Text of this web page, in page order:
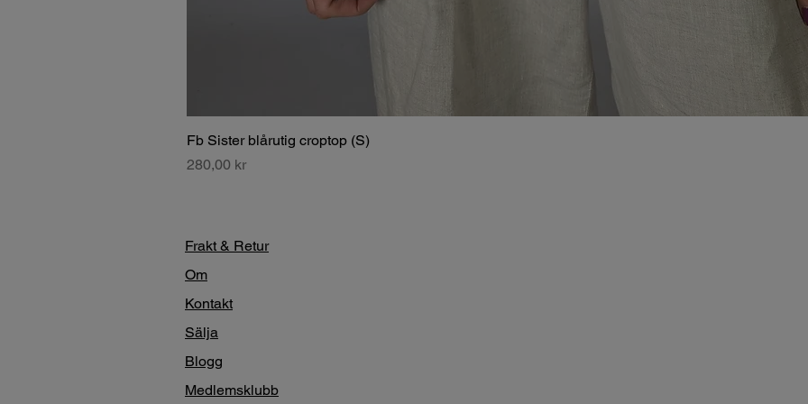
Fb Sister blårutig croptop (S)
Pris
280,00 kr
Frakt & Retur
Om
Kontakt
Sälja
Blogg
Medlemsklubb